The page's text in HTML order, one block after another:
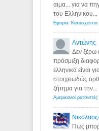
αιμα... για να
του Ελληνικου...
Αντώνης
Δεν ξέρω
πρόσμιξη
ελληνικά είναι
στοιχειωδώς
ζήτημα για την...
Πως